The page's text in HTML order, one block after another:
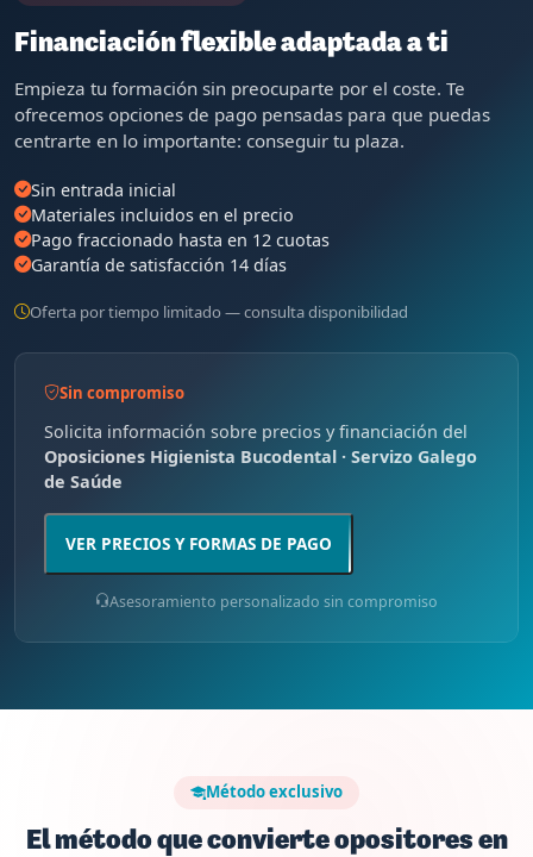
Financiación flexible adaptada a ti
Empieza tu formación sin preocuparte por el coste. Te
ofrecemos opciones de pago pensadas para que puedas
centrarte en lo importante: conseguir tu plaza.
Sin entrada inicial
Materiales incluidos en el precio
Pago fraccionado hasta en 12 cuotas
Garantía de satisfacción 14 días
Oferta por tiempo limitado — consulta disponibilidad
Sin compromiso
Solicita información sobre precios y financiación del
Oposiciones Higienista Bucodental · Servizo Galego
de Saúde
VER PRECIOS Y FORMAS DE PAGO
Asesoramiento personalizado sin compromiso
Método exclusivo
El método que convierte opositores en